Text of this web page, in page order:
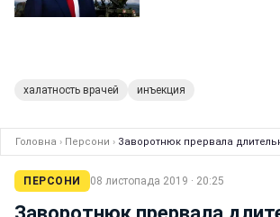
халатность врачей инъекция
Головна › Персони › Заворотнюк прервала
ПЕРСОНИ 08 листопада 2019 · 20:25